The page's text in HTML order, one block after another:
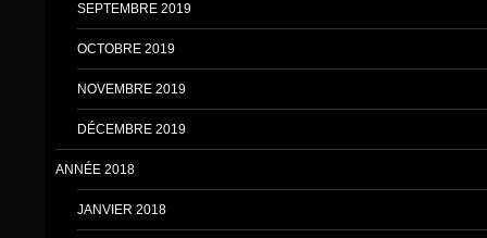
SEPTEMBRE 2019
OCTOBRE 2019
NOVEMBRE 2019
DÉCEMBRE 2019
ANNÉE 2018
JANVIER 2018